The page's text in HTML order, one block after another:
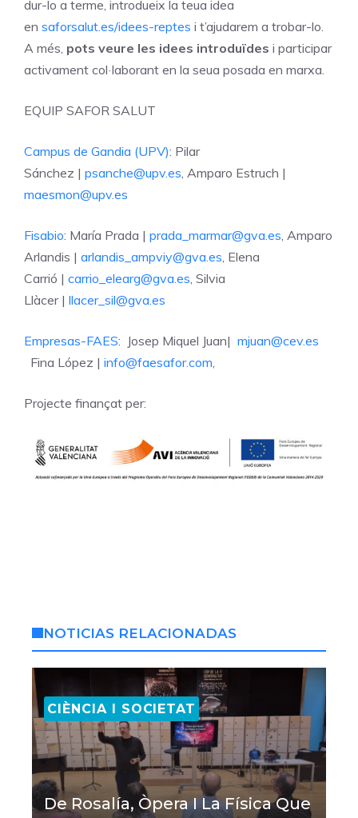
dur-lo a terme, introdueix la teua idea
en saforsalut.es/idees-reptes i t’ajudarem a trobar-lo.
A més, pots veure les idees introduïdes i participar
activament col·laborant en la seua posada en marxa.
EQUIP SAFOR SALUT
Campus de Gandia (UPV): Pilar
Sánchez | psanche@upv.es, Amparo Estruch |
maesmon@upv.es
Fisabio: María Prada | prada_marmar@gva.es, Amparo
Arlandis | arlandis_ampviy@gva.es, Elena
Carrió | carrio_elearg@gva.es, Silvia
Llàcer | llacer_sil@gva.es
Empresas-FAES: Josep Miquel Juan| mjuan@cev.es
Fina López | info@faesafor.com,
Projecte finançat per:
NOTICIAS RELACIONADAS
CIÈNCIA I SOCIETAT
De Rosalía, Òpera I La Física Que